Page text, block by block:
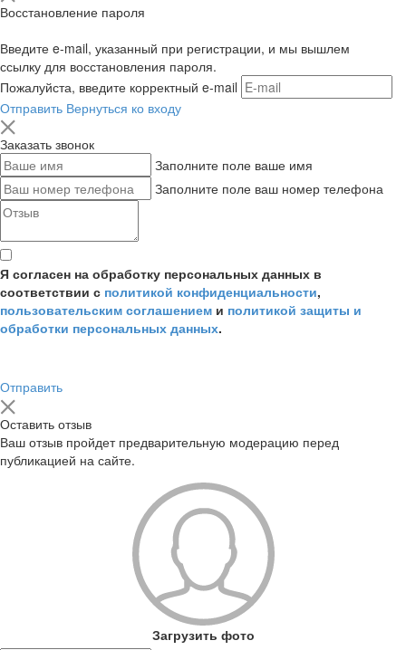
Восстановление пароля
Введите e-mail, указанный при регистрации, и мы вышлем
ссылку для восстановления пароля.
Пожалуйста, введите корректный e-mail
Отправить Вернуться ко входу
Заказать звонок
Заполните поле ваше имя
Заполните поле ваш номер телефона
Я согласен на обработку персональных данных в
соответствии с политикой конфиденциальности,
пользовательским соглашением и политикой защиты и
обработки персональных данных.
Отправить
Оставить отзыв
Ваш отзыв пройдет предварительную модерацию перед
публикацией на сайте.
Загрузить фото